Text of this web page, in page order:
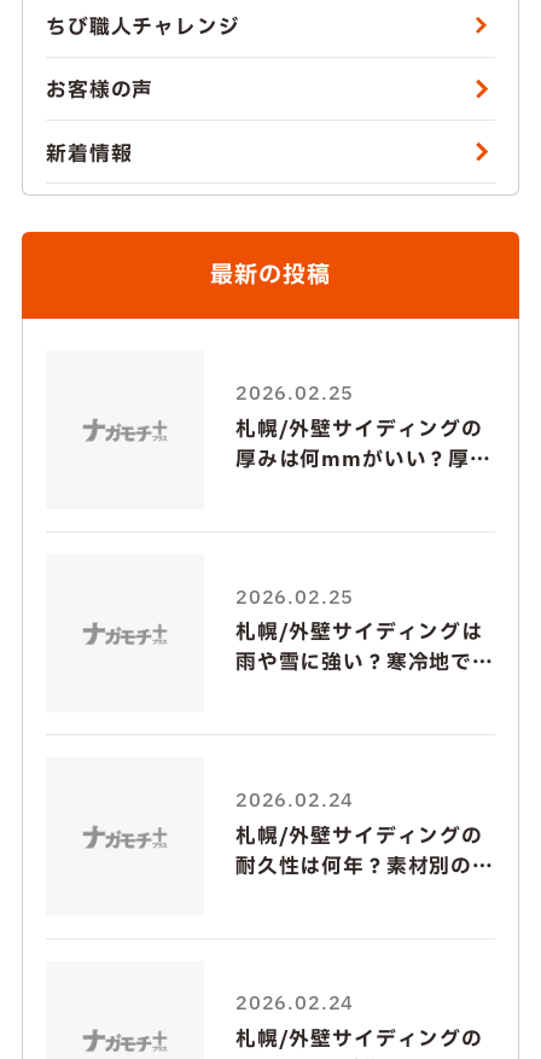
ちび職人チャレンジ
お客様の声
新着情報
最新の投稿
2026.02.25
札幌/外壁サイディングの
厚みは何mmがいい？厚い
2026.02.25
札幌/外壁サイディングは
雨や雪に強い？寒冷地で注
2026.02.24
札幌/外壁サイディングの
耐久性は何年？素材別の違
2026.02.24
札幌/外壁サイディングの